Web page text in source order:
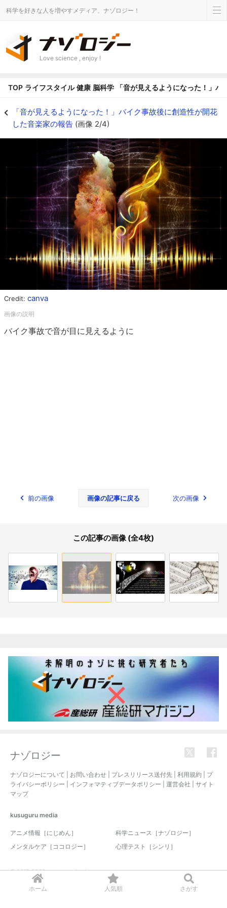
ホーム 人気順 さがす
科学を好きな人を増やすメディア、ナゾロジー！
Love science , enjoy !
TOP ライフスタイル 健康 脳科学 「音が見えるようになった！」
「音が見えるようになった！」バイク事故後に創造性が開花
した音楽家の報告 (画像 2/4)
Credit: canva
バイク事故で音が目に見えるように
前の画像 画像の記事に戻る 次の画像
この記事の画像 (全4枚)
ナゾロジー
ナゾロジーについて お問い合わせ プレスリリース送付先 利用規約
プ
ライバシーポリシー
インフォマティブデータポリシー 運営会社
サイト
マップ
kusuguru media
アニメ情報［にじめん］
科学ニュース［ナゾロジー］
メンタルケア［ココロジー］
心理テスト［シンリ］
© 2017-2026 nazology. all rights reserved.